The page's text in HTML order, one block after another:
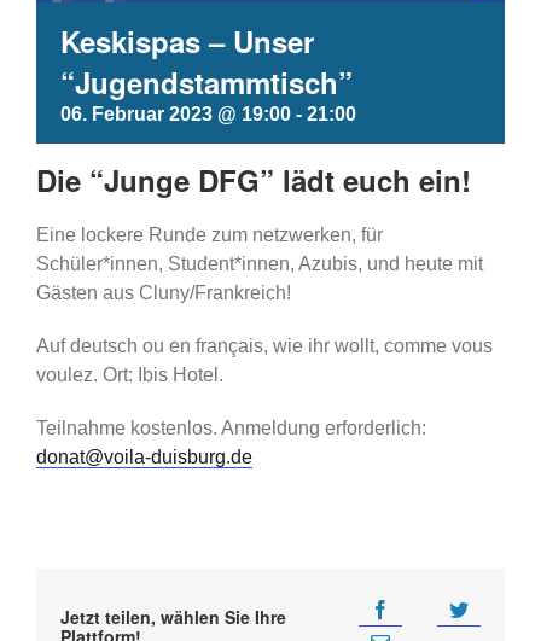
Keskispas – Unser
“Jugendstammtisch”
06. Februar 2023 @ 19:00 - 21:00
Die “Junge DFG” lädt euch ein!
Eine lockere Runde zum netzwerken, für
Schüler*innen, Student*innen, Azubis, und heute mit
Gästen aus Cluny/Frankreich!
Auf deutsch ou en français, wie ihr wollt, comme vous
voulez. Ort: Ibis Hotel.
Teilnahme kostenlos. Anmeldung erforderlich:
donat@voila-duisburg.de
Jetzt teilen, wählen Sie Ihre
Plattform!